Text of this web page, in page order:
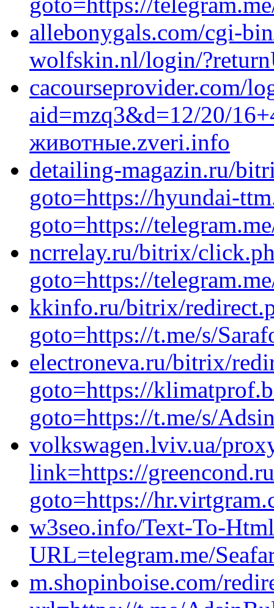
allebonygals.com/cgi-
wolfskin.nl/login/
cacourseprovider.com/
aid=mzq3&d=12/20/
животные.zveri.info
detailing-magazin.ru/
goto=https://hyundai-
goto=https://
ncrrelay.ru/bitrix/
goto=https://
kkinfo.ru/bitrix/
goto=https://t.me/s/
electroneva.ru/bitrix/
goto=https://
goto=https://t.me/s/
volkswagen.lviv.ua/
link=https://
goto=https://
w3seo.info/Text-To-
URL=telegram.me/
m.shopinboise.com/